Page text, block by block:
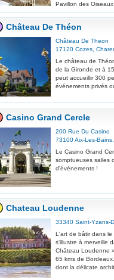
Pavillon des
Château De Théon
Château De Theon
17120 Cozes
Le château de
de la Gironde et à
peut accueillir 300
événements privés
Casino Grand Cercle
200 Rue Du Casino
73100Aix-Les-Bains
Le Casino Grand
somptueuses salles
d'événements !
Chateau Loudenne
33340 Saint-Yzans-
L'art de bâtir dans
s'illustre à merveille
Château Loudenne
65 kms de
dont la délicate